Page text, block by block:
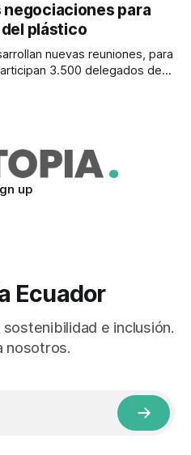
negociaciones para
plástico
nuevas reuniones, para
3.500 delegados de
up
Ecuador
e inclusión.
nosotros.